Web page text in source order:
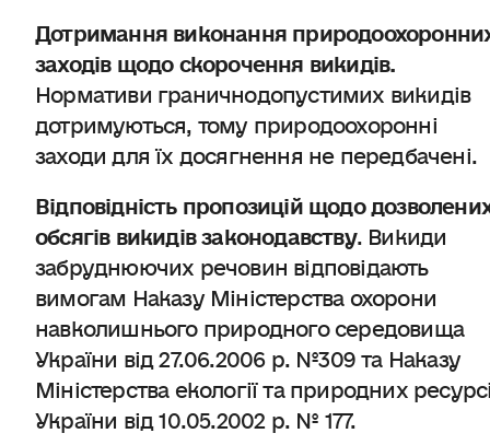
Дотримання виконання
заходів щодо скорочення викидів.
Нормативи граничнодопустимих викидів
дотримуються, тому природоохоронні
заходи для їх досягнення не передбачені.
Відповідність пропозицій щодо
обсягів викидів законодавству. Викиди
забруднюючих речовин відповідають
вимогам Наказу Міністерства охорони
навколишнього природного середовища
України від 27.06.2006 р. №309 та Наказу
Міністерства екології та природних
України від 10.05.2002 р. № 177.